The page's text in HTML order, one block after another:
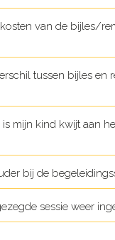
van de bijles/
tussen bijles en
is mijn kind kwijt aan
bij de
sessie weer